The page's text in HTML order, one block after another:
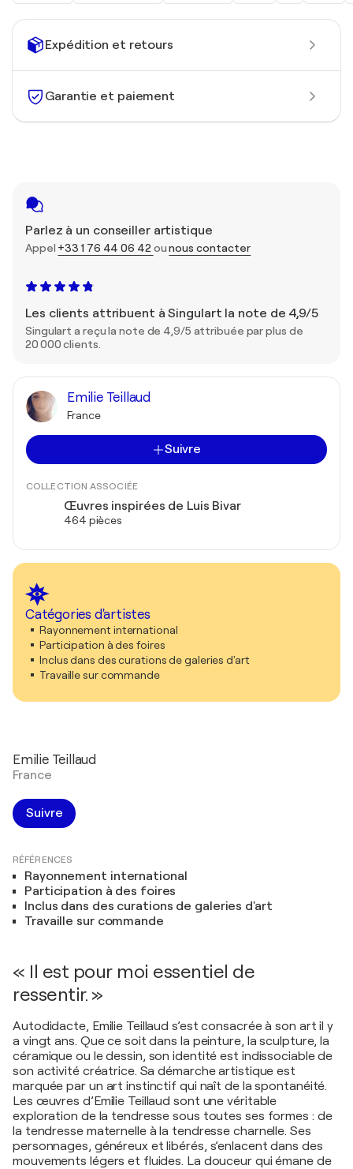
Expédition et retours
Garantie et paiement
Parlez à un conseiller artistique
Appel +33 1 76 44 06 42ounous contacter
Les clients attribuent à Singulart la note de 4,9/5
Singulart a reçu la note de 4,9/5 attribuée par plus de
20 000 clients.
Emilie Teillaud
France
Suivre
COLLECTION ASSOCIÉE
Œuvres inspirées de Luis Bivar
464 pièces
Catégories d'artistes
Rayonnement international
Participation à des foires
Inclus dans des curations de galeries d'art
Travaille sur commande
Emilie Teillaud
France
Suivre
RÉFÉRENCES
Rayonnement international
Participation à des foires
Inclus dans des curations de galeries d'art
Travaille sur commande
« Il est pour moi essentiel de
ressentir. »
Autodidacte, Emilie Teillaud s’est consacrée à son art il y
a vingt ans. Que ce soit dans la peinture, la sculpture, la
céramique ou le dessin, son identité est indissociable de
son activité créatrice. Sa démarche artistique est
marquée par un art instinctif qui naît de la spontanéité.
Les œuvres d’Emilie Teillaud sont une véritable
exploration de la tendresse sous toutes ses formes : de
la tendresse maternelle à la tendresse charnelle. Ses
personnages, généreux et libérés, s’enlacent dans des
mouvements légers et fluides. La douceur qui émane de